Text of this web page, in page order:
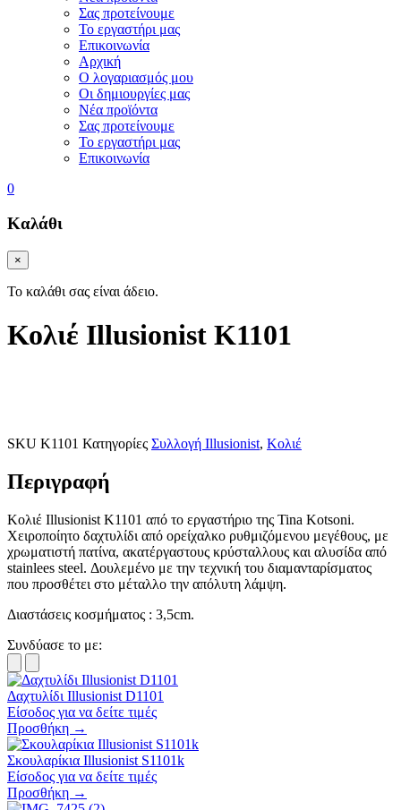
Σας προτείνουμε
Το εργαστήρι μας
Επικοινωνία
Αρχική
Ο λογαριασμός μου
Οι δημιουργίες μας
Νέα προϊόντα
Σας προτείνουμε
Το εργαστήρι μας
Επικοινωνία
0
Καλάθι
×
Το καλάθι σας είναι άδειο.
Κολιέ Illusionist K1101
SKU K1101 Κατηγορίες Συλλογή Illusionist, Κολιέ
Περιγραφή
Κολιέ Illusionist K1101 από το εργαστήριο της Tina Kotsoni.
Χειροποίητο δαχτυλίδι από ορείχαλκο ρυθμιζόμενου μεγέθους, με
χρωματιστή πατίνα, ακατέργαστους κρύσταλλους και αλυσίδα από
stainlees steel. Δουλεμένο με την τεχνική του διαμανταρίσματος
που προσθέτει στο μέταλλο την απόλυτη λάμψη.
Διαστάσεις κοσμήματος : 3,5cm.
Συνδύασε το με:
Δαχτυλίδι Illusionist D1101
Είσοδος για να δείτε τιμές
Προσθήκη →
Σκουλαρίκια Illusionist S1101k
Είσοδος για να δείτε τιμές
Προσθήκη →